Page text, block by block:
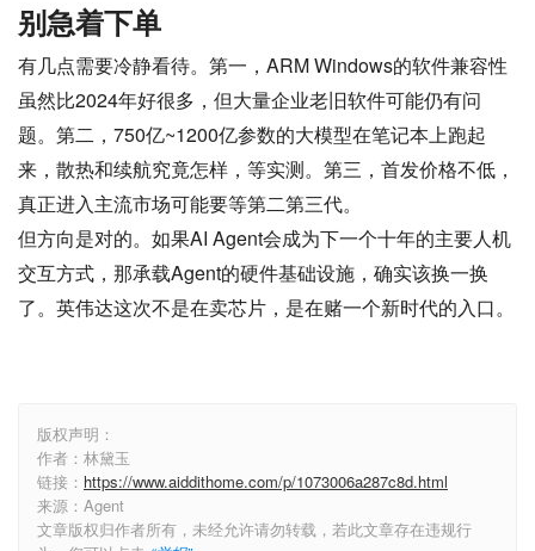
别急着下单
有几点需要冷静看待。第一，ARM Windows的软件兼容性
虽然比2024年好很多，但大量企业老旧软件可能仍有问
题。第二，750亿~1200亿参数的大模型在笔记本上跑起
来，散热和续航究竟怎样，等实测。第三，首发价格不低，
真正进入主流市场可能要等第二第三代。
但方向是对的。如果AI Agent会成为下一个十年的主要人机
交互方式，那承载Agent的硬件基础设施，确实该换一换
了。英伟达这次不是在卖芯片，是在赌一个新时代的入口。
版权声明：
作者：林黛玉
链接： https://www.aiddithome.com/p/1073006a287c8d.html
来源：Agent
文章版权归作者所有，未经允许请勿转载，若此文章存在违规行